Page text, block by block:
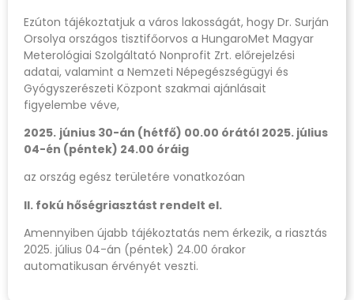
Ezúton tájékoztatjuk a város lakosságát, hogy Dr. Surján
Orsolya országos tisztifőorvos a HungaroMet Magyar
Meterológiai Szolgáltató Nonprofit Zrt. előrejelzési
adatai, valamint a Nemzeti Népegészségügyi és
Gyógyszerészeti Központ szakmai ajánlásait
figyelembe véve,
2025. június 30-án (hétfő) 00.00 órától 2025. július
04-én (péntek) 24.00 óráig
az ország egész területére vonatkozóan
II. fokú hőségriasztást rendelt el.
Amennyiben újabb tájékoztatás nem érkezik, a riasztás
2025. július 04-án (péntek) 24.00 órakor
automatikusan érvényét veszti.